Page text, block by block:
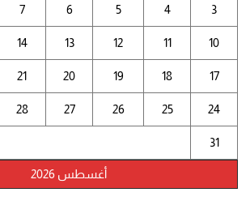
أغسطس 2026
3
4
5
6
7
10
11
12
13
14
17
18
19
20
21
24
25
26
27
28
31